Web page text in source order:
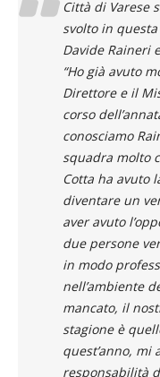
Città di Varese
svolto in questa
Davide Raineri
“Ho già avuto
Direttore e il
corso
conosciamo
squadra molto
Cotta ha avuto
diventare un
aver avuto
due persone
in modo
nell’ambiente